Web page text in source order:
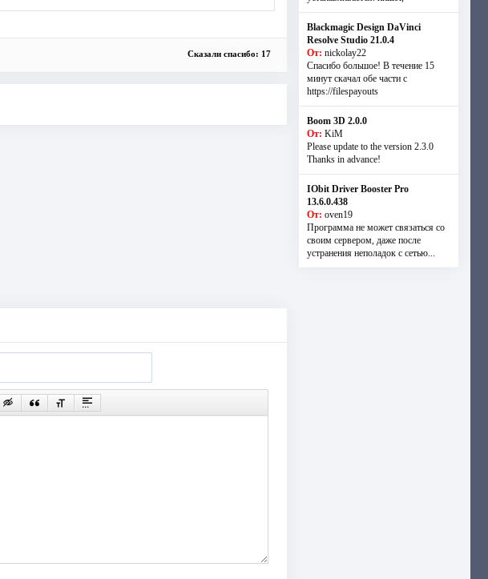
Сказали спасибо: 17
Blackmagic Design DaVinci
Resolve Studio 21.0.4
От: nickolay22
Спасибо большое! В течение 15
минут скачал обе части с
https://filespayouts
Boom 3D 2.0.0
От: KiM
Please update to the version 2.3.0
Thanks in advance!
IObit Driver Booster Pro
13.6.0.438
От: oven19
Программа не может связаться со
своим сервером, даже после
устранения неполадок с сетью...